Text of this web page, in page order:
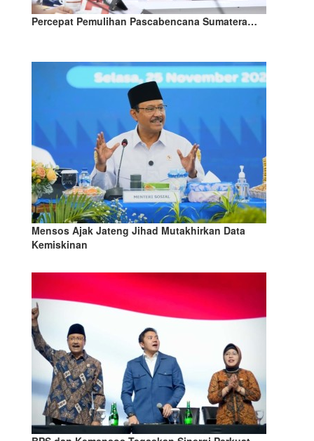
Percepat Pemulihan Pascabencana Sumatera…
Mensos Ajak Jateng Jihad Mutakhirkan Data
Kemiskinan